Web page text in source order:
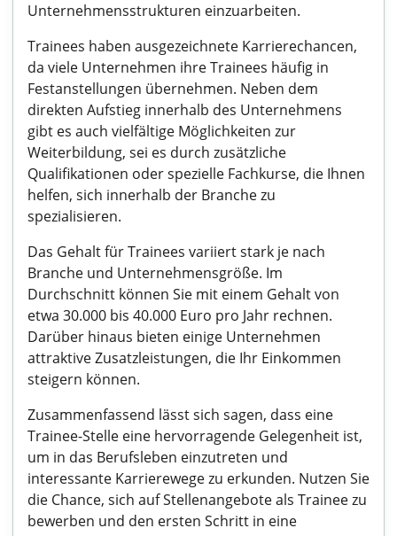
Unternehmensstrukturen einzuarbeiten.
Trainees haben ausgezeichnete Karrierechancen,
da viele Unternehmen ihre Trainees häufig in
Festanstellungen übernehmen. Neben dem
direkten Aufstieg innerhalb des Unternehmens
gibt es auch vielfältige Möglichkeiten zur
Weiterbildung, sei es durch zusätzliche
Qualifikationen oder spezielle Fachkurse, die Ihnen
helfen, sich innerhalb der Branche zu
spezialisieren.
Das Gehalt für Trainees variiert stark je nach
Branche und Unternehmensgröße. Im
Durchschnitt können Sie mit einem Gehalt von
etwa 30.000 bis 40.000 Euro pro Jahr rechnen.
Darüber hinaus bieten einige Unternehmen
attraktive Zusatzleistungen, die Ihr Einkommen
steigern können.
Zusammenfassend lässt sich sagen, dass eine
Trainee-Stelle eine hervorragende Gelegenheit ist,
um in das Berufsleben einzutreten und
interessante Karrierewege zu erkunden. Nutzen Sie
die Chance, sich auf Stellenangebote als Trainee zu
bewerben und den ersten Schritt in eine